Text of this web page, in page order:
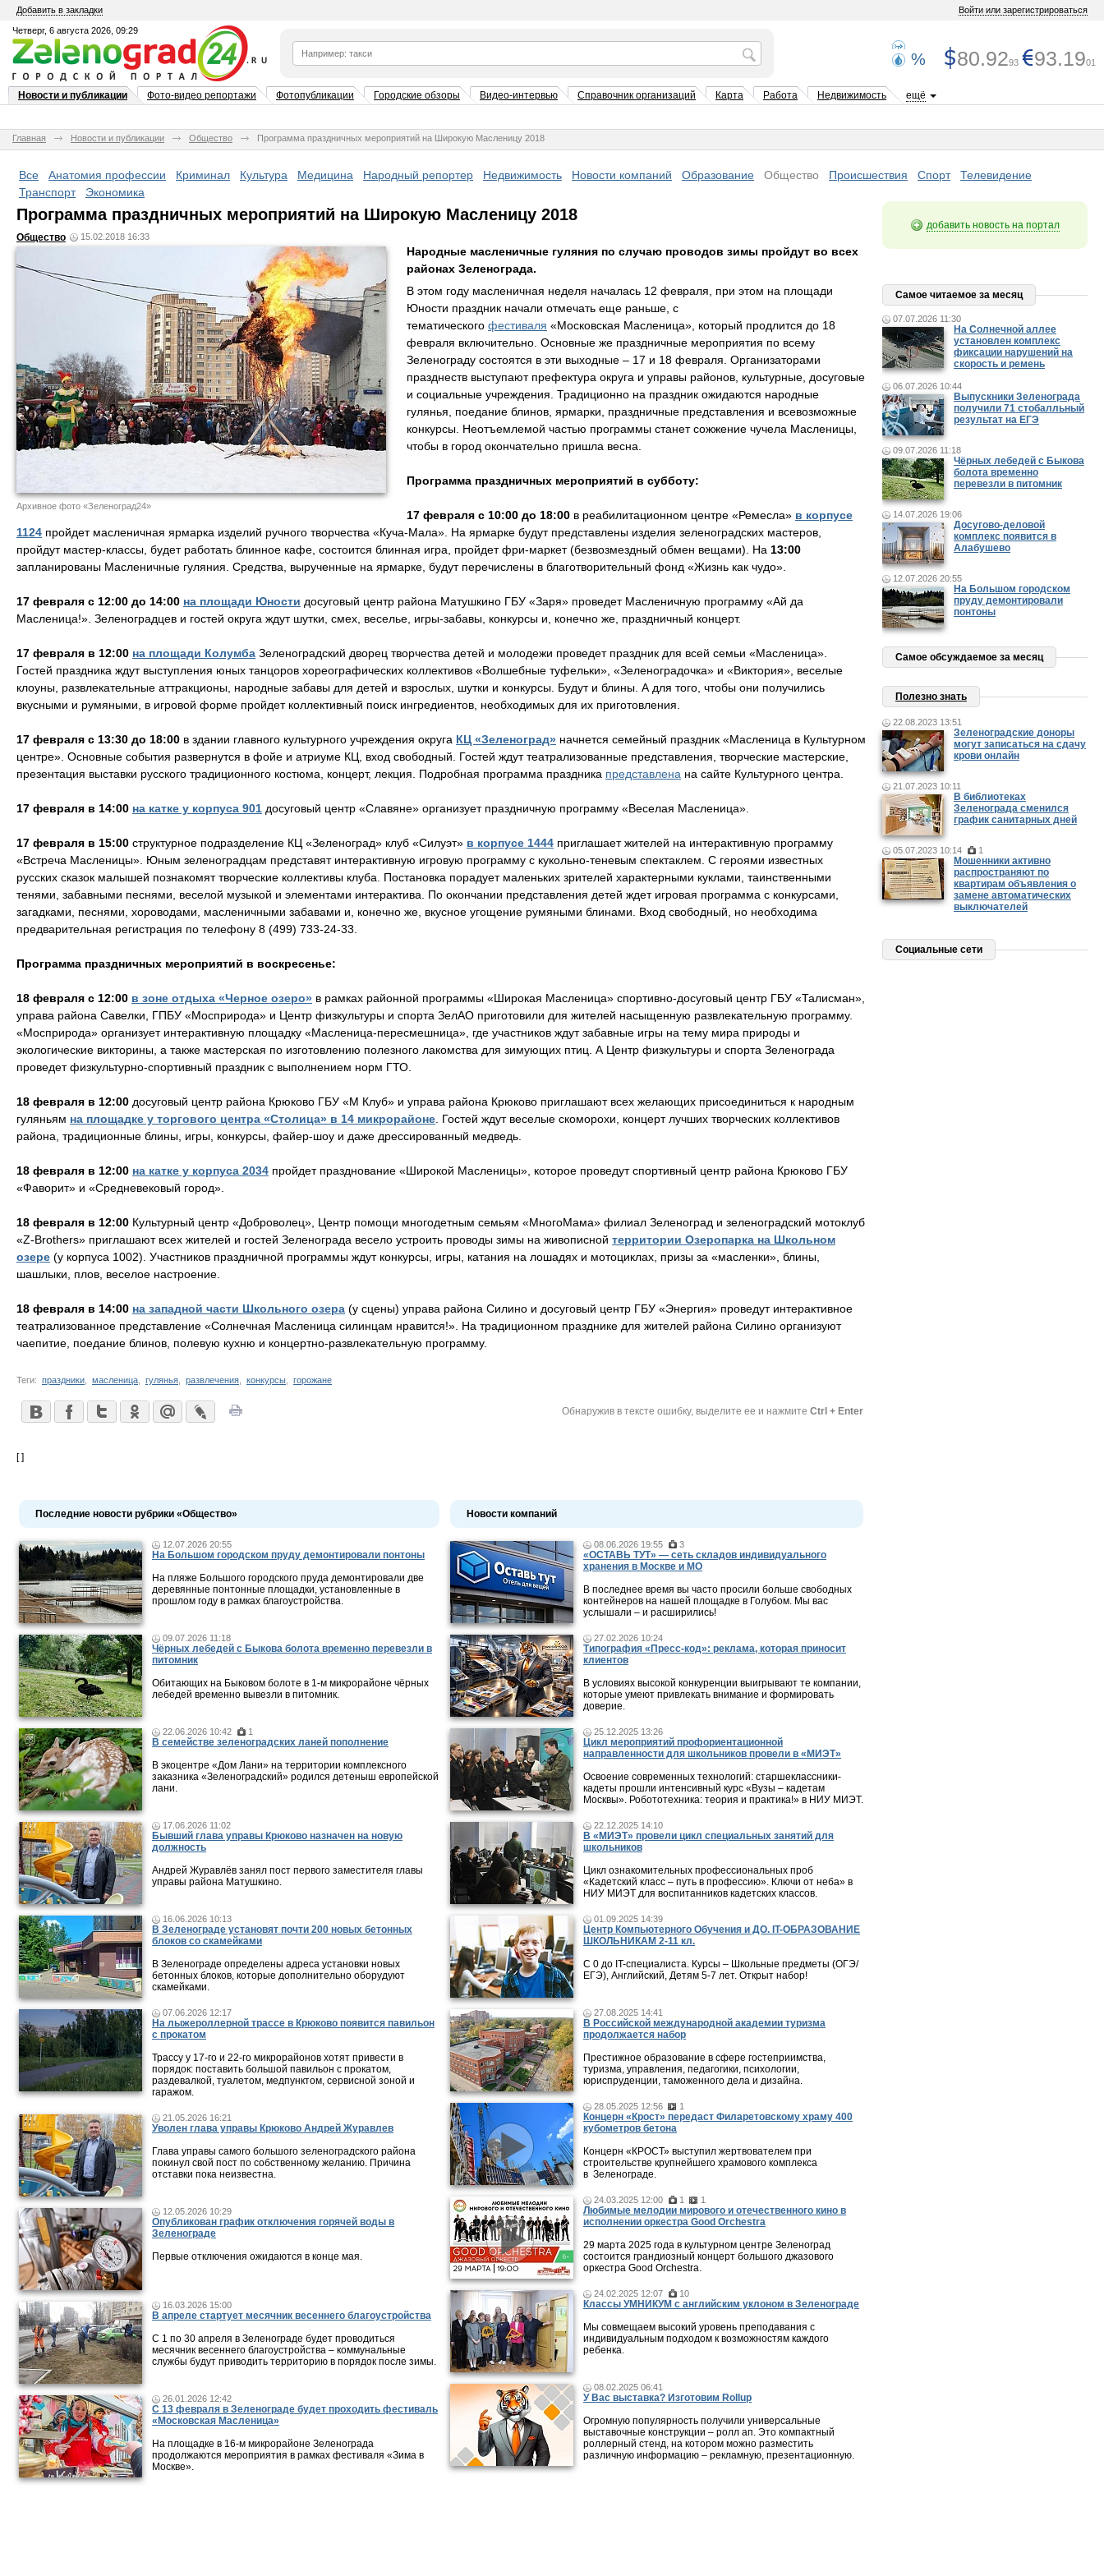
Добавить в закладки Войти или зарегистрироваться
Четверг, 6 августа 2026, 09:29
% 80.9293 93.1901
Новости и публикации Фото-видео репортажи Фотопубликации Городские обзоры Видео-интервью Справочник организаций Карта Работа Недвижимость ещё
Главная Новости и публикации Общество Программа праздничных мероприятий на Широкую Масленицу 2018
Все Анатомия профессии Криминал Культура Медицина Народный репортер Недвижимость Новости компаний Образование Общество Происшествия Спорт
Телевидение
Транспорт
Экономика
Программа праздничных мероприятий на Широкую Масленицу 2018
Общество 15.02.2018 16:33
Архивное фото «Зеленоград24»
Народные масленичные гуляния по случаю проводов зимы пройдут во всех
районах Зеленограда.
В этом году масленичная неделя началась 12 февраля, при этом на площади
Юности праздник начали отмечать еще раньше, с
тематического фестиваля «Московская Масленица», который продлится до 18
февраля включительно. Основные же праздничные мероприятия по всему
Зеленограду состоятся в эти выходные – 17 и 18 февраля. Организаторами
празднеств выступают префектура округа и управы районов, культурные, досуговые
и социальные учреждения. Традиционно на праздник ожидаются народные
гулянья, поедание блинов, ярмарки, праздничные представления и всевозможные
конкурсы. Неотъемлемой частью программы станет сожжение чучела Масленицы,
чтобы в город окончательно пришла весна.
Программа праздничных мероприятий в субботу:
17 февраля с 10:00 до 18:00 в реабилитационном центре «Ремесла» в корпусе
1124 пройдет масленичная ярмарка изделий ручного творчества «Куча-Мала». На ярмарке будут представлены изделия зеленоградских мастеров,
пройдут мастер-классы, будет работать блинное кафе, состоится блинная игра, пройдет фри-маркет (безвозмездный обмен вещами). На 13:00
запланированы Масленичные гуляния. Средства, вырученные на ярмарке, будут перечислены в благотворительный фонд «Жизнь как чудо».
17 февраля с 12:00 до 14:00 на площади Юности досуговый центр района Матушкино ГБУ «Заря» проведет Масленичную программу «Ай да
Масленица!». Зеленоградцев и гостей округа ждут шутки, смех, веселье, игры-забавы, конкурсы и, конечно же, праздничный концерт.
17 февраля в 12:00 на площади Колумба Зеленоградский дворец творчества детей и молодежи проведет праздник для всей семьи «Масленица».
Гостей праздника ждут выступления юных танцоров хореографических коллективов «Волшебные туфельки», «Зеленоградочка» и «Виктория», веселые
клоуны, развлекательные аттракционы, народные забавы для детей и взрослых, шутки и конкурсы. Будут и блины. А для того, чтобы они получились
вкусными и румяными, в игровой форме пройдет коллективный поиск ингредиентов, необходимых для их приготовления.
17 февраля с 13:30 до 18:00 в здании главного культурного учреждения округа КЦ «Зеленоград» начнется семейный праздник «Масленица в Культурном
центре». Основные события развернутся в фойе и атриуме КЦ, вход свободный. Гостей ждут театрализованные представления, творческие мастерские,
презентация выставки русского традиционного костюма, концерт, лекция. Подробная программа праздника представлена на сайте Культурного центра.
17 февраля в 14:00 на катке у корпуса 901 досуговый центр «Славяне» организует праздничную программу «Веселая Масленица».
17 февраля в 15:00 структурное подразделение КЦ «Зеленоград» клуб «Силуэт» в корпусе 1444 приглашает жителей на интерактивную программу
«Встреча Масленицы». Юным зеленоградцам представят интерактивную игровую программу с кукольно-теневым спектаклем. С героями известных
русских сказок малышей познакомят творческие коллективы клуба. Постановка порадует маленьких зрителей характерными куклами, таинственными
тенями, забавными песнями, веселой музыкой и элементами интерактива. По окончании представления детей ждет игровая программа с конкурсами,
загадками, песнями, хороводами, масленичными забавами и, конечно же, вкусное угощение румяными блинами. Вход свободный, но необходима
предварительная регистрация по телефону 8 (499) 733-24-33.
Программа праздничных мероприятий в воскресенье:
18 февраля с 12:00 в зоне отдыха «Черное озеро» в рамках районной программы «Широкая Масленица» спортивно-досуговый центр ГБУ «Талисман»,
управа района Савелки, ГПБУ «Мосприрода» и Центр физкультуры и спорта ЗелАО приготовили для жителей насыщенную развлекательную программу.
«Мосприрода» организует интерактивную площадку «Масленица-пересмешница», где участников ждут забавные игры на тему мира природы и
экологические викторины, а также мастерская по изготовлению полезного лакомства для зимующих птиц. А Центр физкультуры и спорта Зеленограда
проведет физкультурно-спортивный праздник с выполнением норм ГТО.
18 февраля в 12:00 досуговый центр района Крюково ГБУ «М Клуб» и управа района Крюково приглашают всех желающих присоединиться к народным
гуляньям на площадке у торгового центра «Столица» в 14 микрорайоне . Гостей ждут веселые скоморохи, концерт лучших творческих коллективов
района, традиционные блины, игры, конкурсы, файер-шоу и даже дрессированный медведь.
18 февраля в 12:00 на катке у корпуса 2034 пройдет празднование «Широкой Масленицы», которое проведут спортивный центр района Крюково ГБУ
«Фаворит» и «Средневековый город».
18 февраля в 12:00 Культурный центр «Доброволец», Центр помощи многодетным семьям «МногоМама» филиал Зеленоград и зеленоградский мотоклуб
«Z-Brothers» приглашают всех жителей и гостей Зеленограда весело устроить проводы зимы на живописной территории Озеропарка на Школьном
озере (у корпуса 1002). Участников праздничной программы ждут конкурсы, игры, катания на лошадях и мотоциклах, призы за «масленки», блины,
шашлыки, плов, веселое настроение.
18 февраля в 14:00 на западной части Школьного озера (у сцены) управа района Силино и досуговый центр ГБУ «Энергия» проведут интерактивное
театрализованное представление «Солнечная Масленица силинцам нравится!». На традиционном празднике для жителей района Силино организуют
чаепитие, поедание блинов, полевую кухню и концертно-развлекательную программу.
Теги: праздники масленица гулянья развлечения конкурсы горожане
Обнаружив в тексте ошибку, выделите ее и нажмите Ctrl + Enter
[ ]
Последние новости рубрики «Общество»
12.07.2026 20:55
На Большом городском пруду демонтировали понтоны
На пляже Большого городского пруда демонтировали две
деревянные понтонные площадки, установленные в
прошлом году в рамках благоустройства.
09.07.2026 11:18
Чёрных лебедей с Быкова болота временно перевезли в
питомник
Обитающих на Быковом болоте в 1-м микрорайоне чёрных
лебедей временно вывезли в питомник.
22.06.2026 10:42 1
В семействе зеленоградских ланей пополнение
В экоцентре «Дом Лани» на территории комплексного
заказника «Зеленоградский» родился детеныш европейской
лани.
17.06.2026 11:02
Бывший глава управы Крюково назначен на новую
должность
Андрей Журавлёв занял пост первого заместителя главы
управы района Матушкино.
16.06.2026 10:13
В Зеленограде установят почти 200 новых бетонных
блоков со скамейками
В Зеленограде определены адреса установки новых
бетонных блоков, которые дополнительно оборудуют
скамейками.
07.06.2026 12:17
На лыжероллерной трассе в Крюково появится павильон
с прокатом
Трассу у 17-го и 22-го микрорайонов хотят привести в
порядок: поставить большой павильон с прокатом,
раздевалкой, туалетом, медпунктом, сервисной зоной и
гаражом.
21.05.2026 16:21
Уволен глава управы Крюково Андрей Журавлев
Глава управы самого большого зеленоградского района
покинул свой пост по собственному желанию. Причина
отставки пока неизвестна.
12.05.2026 10:29
Опубликован график отключения горячей воды в
Зеленограде
Первые отключения ожидаются в конце мая.
16.03.2026 15:00
В апреле стартует месячник весеннего благоустройства
С 1 по 30 апреля в Зеленограде будет проводиться
месячник весеннего благоустройства – коммунальные
службы будут приводить территорию в порядок после зимы.
26.01.2026 12:42
С 13 февраля в Зеленограде будет проходить фестиваль
«Московская Масленица»
На площадке в 16-м микрорайоне Зеленограда
продолжаются мероприятия в рамках фестиваля «Зима в
Москве».
Новости компаний
08.06.2026 19:55 3
«ОСТАВЬ ТУТ» — сеть складов индивидуального
хранения в Москве и МО
В последнее время вы часто просили больше свободных
контейнеров на нашей площадке в Голубом. Мы вас
услышали – и расширились!
27.02.2026 10:24
Типография «Пресс-код»: реклама, которая приносит
клиентов
В условиях высокой конкуренции выигрывают те компании,
которые умеют привлекать внимание и формировать
доверие.
25.12.2025 13:26
Цикл мероприятий профориентационной
направленности для школьников провели в «МИЭТ»
Освоение современных технологий: старшеклассники-
кадеты прошли интенсивный курс «Вузы – кадетам
Москвы». Робототехника: теория и практика!» в НИУ МИЭТ.
22.12.2025 14:10
В «МИЭТ» провели цикл специальных занятий для
школьников
Цикл ознакомительных профессиональных проб
«Кадетский класс – путь в профессию». Ключи от неба» в
НИУ МИЭТ для воспитанников кадетских классов.
01.09.2025 14:39
Центр Компьютерного Обучения и ДО. IT-ОБРАЗОВАНИЕ
ШКОЛЬНИКАМ 2-11 кл.
С 0 до IT-специалиста. Курсы – Школьные предметы (ОГЭ/
ЕГЭ), Английский, Детям 5-7 лет. Открыт набор!
27.08.2025 14:41
В Российской международной академии туризма
продолжается набор
Престижное образование в сфере гостеприимства,
туризма, управления, педагогики, психологии,
юриспруденции, таможенного дела и дизайна.
28.05.2025 12:56 1
Концерн «Крост» передаст Филаретовскому храму 400
кубометров бетона
Концерн «КРОСТ» выступил жертвователем при
строительстве крупнейшего храмового комплекса
в Зеленограде.
24.03.2025 12:00 1 1
Любимые мелодии мирового и отечественного кино в
исполнении оркестра Good Orchestra
29 марта 2025 года в культурном центре Зеленоград
состоится грандиозный концерт большого джазового
оркестра Good Orchestra.
24.02.2025 12:07 10
Классы УМНИКУМ с английским уклоном в Зеленограде
Мы совмещаем высокий уровень преподавания с
индивидуальным подходом к возможностям каждого
ребенка.
08.02.2025 06:41
У Вас выставка? Изготовим Rollup
Огромную популярность получили универсальные
выставочные конструкции – ролл ап. Это компактный
роллерный стенд, на котором можно разместить
различную информацию – рекламную, презентационную.
добавить новость на портал
Самое читаемое за месяц
07.07.2026 11:30
На Солнечной аллее
установлен комплекс
фиксации нарушений на
скорость и ремень
06.07.2026 10:44
Выпускники Зеленограда
получили 71 стобалльный
результат на ЕГЭ
09.07.2026 11:18
Чёрных лебедей с Быкова
болота временно
перевезли в питомник
14.07.2026 19:06
Досугово-деловой
комплекс появится в
Алабушево
12.07.2026 20:55
На Большом городском
пруду демонтировали
понтоны
Самое обсуждаемое за месяц
Полезно знать
22.08.2023 13:51
Зеленоградские доноры
могут записаться на сдачу
крови онлайн
21.07.2023 10:11
В библиотеках
Зеленограда сменился
график санитарных дней
05.07.2023 10:14 1
Мошенники активно
распространяют по
квартирам объявления о
замене автоматических
выключателей
Социальные сети